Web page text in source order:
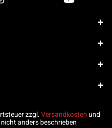
zzgl.Versandkosten und
anders beschrieben